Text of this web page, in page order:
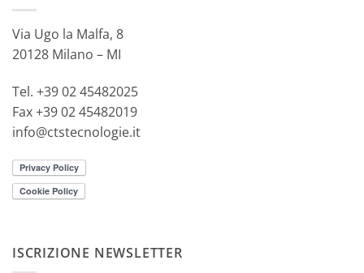
Via Ugo la Malfa, 8
20128 Milano – MI
Tel. +39 02 45482025
Fax +39 02 45482019
info@ctstecnologie.it
ISCRIZIONE NEWSLETTER